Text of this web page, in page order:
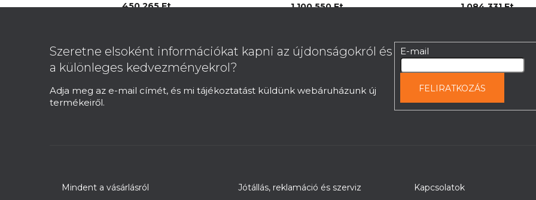
450 265 Ft 1 100 550 Ft 1 084 331 Ft
Szeretne elsoként információkat kapni az újdonságokról és
a különleges kedvezményekrol?
Adja meg az e-mail címét, és mi tájékoztatást küldünk webáruházunk új
termékeiről.
E-mail
FELIRATKOZÁS
Mindent a vásárlásról Jótállás, reklamáció és szerviz Kapcsolatok